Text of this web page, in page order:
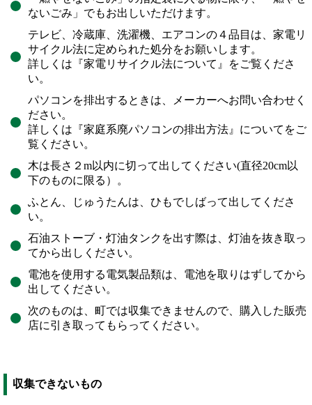
ないごみ」でもお出しいただけます。
テレビ、冷蔵庫、洗濯機、エアコンの４品目は、家電リ
サイクル法に定められた処分をお願いします。
詳しくは『家電リサイクル法について』をご覧くださ
い。
パソコンを排出するときは、メーカーへお問い合わせく
ださい。
詳しくは『家庭系廃パソコンの排出方法』についてをご
覧ください。
木は長さ２m以内に切って出してください(直径20cm以
下のものに限る）。
ふとん、じゅうたんは、ひもでしばって出してくださ
い。
石油ストーブ・灯油タンクを出す際は、灯油を抜き取っ
てから出しください。
電池を使用する電気製品類は、電池を取りはずしてから
出してください。
次のものは、町では収集できませんので、購入した販売
店に引き取ってもらってください。
収集できないもの